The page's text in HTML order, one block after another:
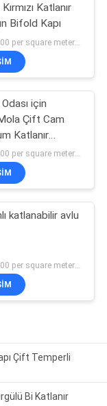
Katlanır
Bifold Kapı
için
Çift Cam
Katlanır
Kapı
US $100-200 per square meter MOQ:MOQ yok, 1 metrekare de mevcut
katlanabilir avlu
US $100-200 per square meter MOQ:MOQ yok, 1 metrekare de mevcut
Çift Temperli
Bi Katlanır